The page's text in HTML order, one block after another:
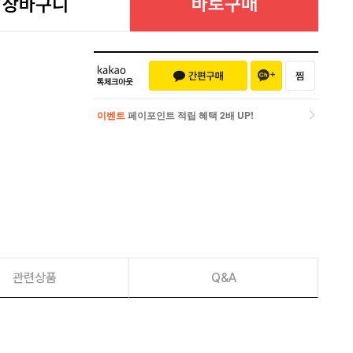
이벤트 페이포인트 적립 혜택 2배 UP!
관련상품 Q&A